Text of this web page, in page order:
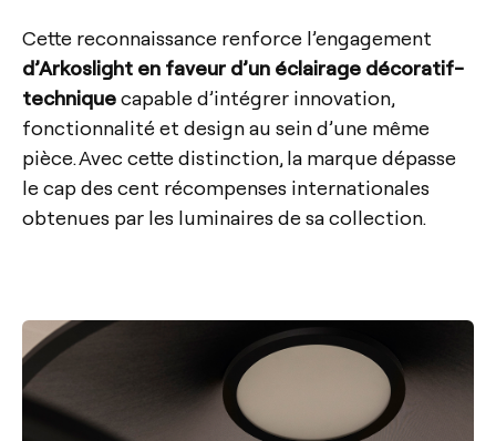
Cette reconnaissance renforce l’engagement
d’Arkoslight en faveur d’un éclairage décoratif-
techniquecapable d’intégrer innovation,
fonctionnalité et design au sein d’une même
pièce. Avec cette distinction, la marque dépasse
le cap des cent récompenses internationales
obtenues par les luminaires de sa collection.